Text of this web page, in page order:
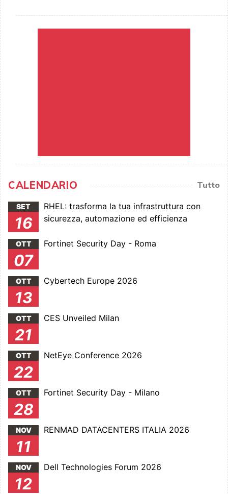
CALENDARIO Tutto
SET
16
RHEL: trasforma la tua infrastruttura con
sicurezza, automazione ed efficienza
OTT
07
Fortinet Security Day - Roma
OTT
13
Cybertech Europe 2026
OTT
21
CES Unveiled Milan
OTT
22
NetEye Conference 2026
OTT
28
Fortinet Security Day - Milano
NOV
11
RENMAD DATACENTERS ITALIA 2026
NOV
12
Dell Technologies Forum 2026